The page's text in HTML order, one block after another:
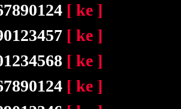
[ ke ]
[ ke ]
[ ke ]
[ ke ]